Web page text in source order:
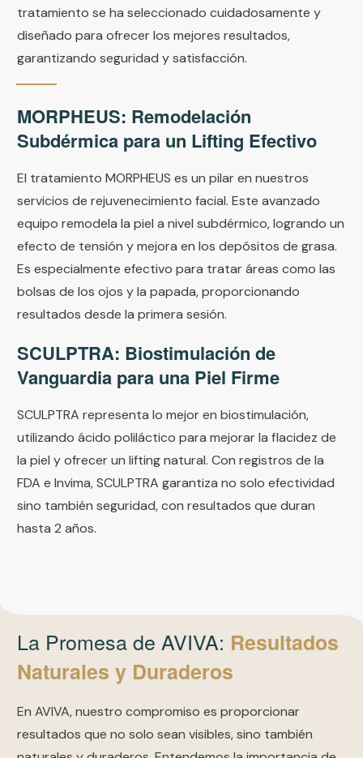
tratamiento se ha seleccionado cuidadosamente y
diseñado para ofrecer los mejores resultados,
garantizando seguridad y satisfacción.
MORPHEUS: Remodelación
Subdérmica para un Lifting Efectivo
El tratamiento MORPHEUS es un pilar en nuestros
servicios de rejuvenecimiento facial. Este avanzado
equipo remodela la piel a nivel subdérmico, logrando un
efecto de tensión y mejora en los depósitos de grasa.
Es especialmente efectivo para tratar áreas como las
bolsas de los ojos y la papada, proporcionando
resultados desde la primera sesión.
SCULPTRA: Biostimulación de
Vanguardia para una Piel Firme
SCULPTRA representa lo mejor en biostimulación,
utilizando ácido poliláctico para mejorar la flacidez de
la piel y ofrecer un lifting natural. Con registros de la
FDA e Invima, SCULPTRA garantiza no solo efectividad
sino también seguridad, con resultados que duran
hasta 2 años.
La Promesa de AVIVA: Resultados
Naturales y Duraderos
En AVIVA, nuestro compromiso es proporcionar
resultados que no solo sean visibles, sino también